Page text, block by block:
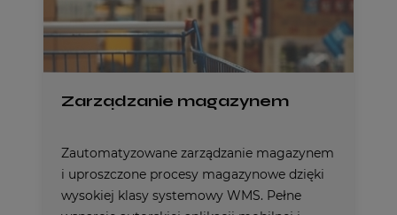
Zarządzanie magazynem
Zautomatyzowane zarządzanie magazynem
i uproszczone procesy magazynowe dzięki
wysokiej klasy systemowy WMS. Pełne